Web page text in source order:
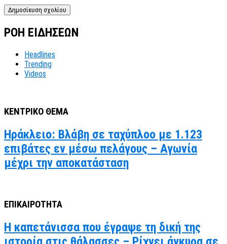
ΡΟΗ ΕΙΔΗΣΕΩΝ
Headlines
Trending
Videos
ΚΕΝΤΡΙΚΟ ΘΕΜΑ
Ηράκλειο: Βλάβη σε ταχύπλοο με 1.123
επιβάτες εν μέσω πελάγους – Αγωνία
μέχρι την αποκατάσταση
ΕΠΙΚΑΙΡΟΤΗΤΑ
Η καπετάνισσα που έγραψε τη δική της